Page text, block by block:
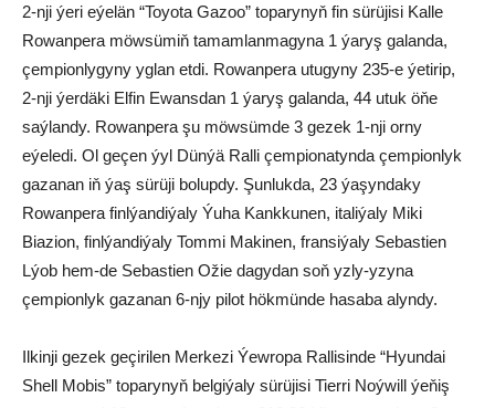
2-nji ýeri eýelän “Toyota Gazoo” toparynyň fin sürüjisi Kalle
Rowanpera möwsümiň tamamlanmagyna 1 ýaryş galanda,
çempionlygyny yglan etdi. Rowanpera utugyny 235-e ýetirip,
2-nji ýerdäki Elfin Ewansdan 1 ýaryş galanda, 44 utuk öňe
saýlandy. Rowanpera şu möwsümde 3 gezek 1-nji orny
eýeledi. Ol geçen ýyl Dünýä Ralli çempionatynda çempionlyk
gazanan iň ýaş sürüji bolupdy. Şunlukda, 23 ýaşyndaky
Rowanpera finlýandiýaly Ýuha Kankkunen, italiýaly Miki
Biazion, finlýandiýaly Tommi Makinen, fransiýaly Sebastien
Lýob hem-de Sebastien Ožie dagydan soň yzly-yzyna
çempionlyk gazanan 6-njy pilot hökmünde hasaba alyndy.
Ilkinji gezek geçirilen Merkezi Ýewropa Rallisinde “Hyundai
Shell Mobis” toparynyň belgiýaly sürüjisi Tierri Noýwill ýeňiş